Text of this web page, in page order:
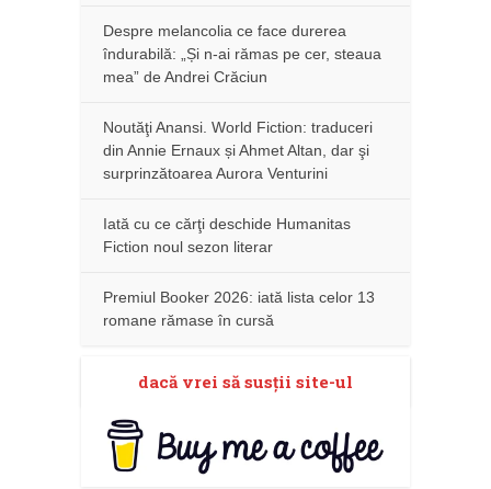
Despre melancolia ce face durerea
îndurabilă: „Și n-ai rămas pe cer, steaua
mea” de Andrei Crăciun
Noutăţi Anansi. World Fiction: traduceri
din Annie Ernaux și Ahmet Altan, dar şi
surprinzătoarea Aurora Venturini
Iată cu ce cărţi deschide Humanitas
Fiction noul sezon literar
Premiul Booker 2026: iată lista celor 13
romane rămase în cursă
dacă vrei să susţii site-ul